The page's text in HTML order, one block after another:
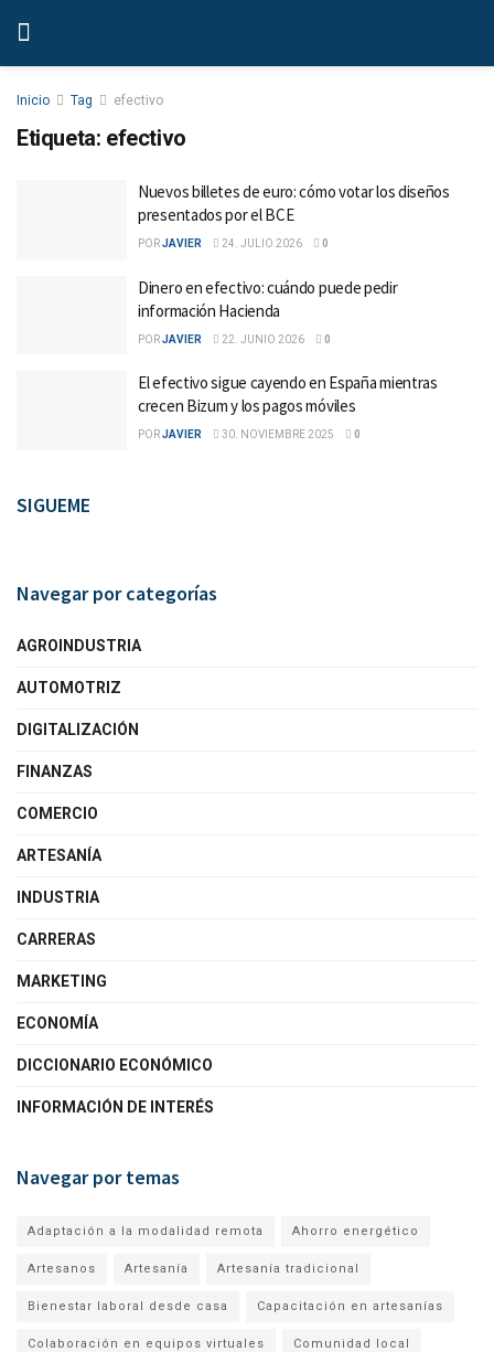
Inicio Tag efectivo
Etiqueta: efectivo
Nuevos billetes de euro: cómo votar los diseños
presentados por el BCE
PORJAVIER 24. JULIO 2026 0
Dinero en efectivo: cuándo puede pedir
información Hacienda
PORJAVIER 22. JUNIO 2026 0
El efectivo sigue cayendo en España mientras
crecen Bizum y los pagos móviles
PORJAVIER 30. NOVIEMBRE 2025 0
SIGUEME
Navegar por categorías
AGROINDUSTRIA
AUTOMOTRIZ
DIGITALIZACIÓN
FINANZAS
COMERCIO
ARTESANÍA
INDUSTRIA
CARRERAS
MARKETING
ECONOMÍA
DICCIONARIO ECONÓMICO
INFORMACIÓN DE INTERÉS
Navegar por temas
Adaptación a la modalidad remota Ahorro energético
Artesanos Artesanía Artesanía tradicional
Bienestar laboral desde casa Capacitación en artesanías
Colaboración en equipos virtuales Comunidad local